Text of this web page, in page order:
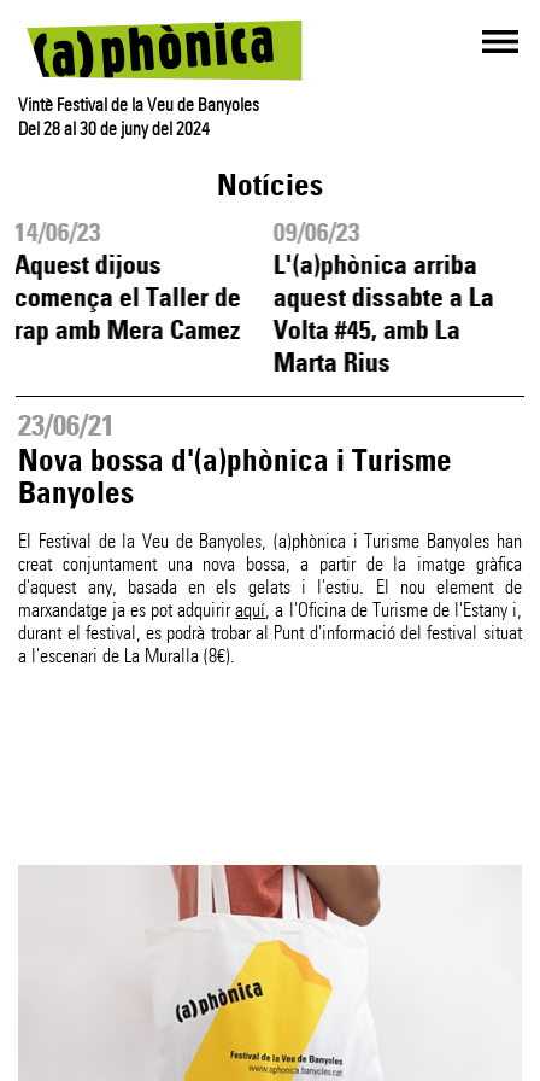
Vintè Festival de la Veu de Banyoles
Del 28 al 30 de juny del 2024
Notícies
14/06/23
Aquest dijous
comença el Taller de
rap amb Mera Camez
09/06/23
L'(a)phònica arriba
aquest dissabte a La
Volta #45, amb La
Marta Rius
23/06/21
Nova bossa d'(a)phònica i Turisme
Banyoles
El Festival de la Veu de Banyoles, (a)phònica i Turisme Banyoles han
creat conjuntament una nova bossa, a partir de la imatge gràfica
d'aquest any, basada en els gelats i l'estiu. El nou element de
marxandatge ja es pot adquiriraquí, a l'Oficina de Turisme de l'Estany i,
durant el festival, es podrà trobar al Punt d'informació del festival situat
a l'escenari de La Muralla (8€).